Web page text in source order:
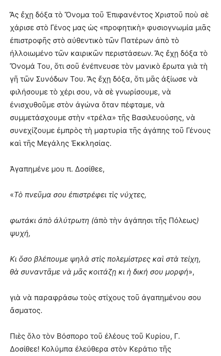
Ἄς ἔχῃ δόξα τὸ Ὄνομα τοῦ Ἐπιφανέντος Χριστοῦ ποὺ σὲ
χάρισε στὸ Γένος μας ὡς «προφητικὴ» φυσιογνωμία μιᾶς
ἐπιστροφῆς στὸ αὐθεντικὸ τῶν Πατέρων ἀπὸ τὸ
ἠλλοιωμένο τῶν καιρικῶν περιστάσεων. Ἄς ἔχῃ δόξα τὸ
Ὄνομά Του, ὅτι σοῦ ἐνέπνευσε τὸν μανικὸ ἔρωτα γιὰ τὴ
γῆ τῶν Συνόδων Του. Ἄς ἔχῃ δόξα, ὅτι μᾶς ἀξίωσε νὰ
φιλήσουμε τὸ χέρι σου, νὰ σὲ γνωρίσουμε, νὰ
ἐνισχυθοῦμε στὸν ἀγώνα ὅταν πέφταμε, νὰ
συμμετάσχουμε στὴν «τρέλα» τῆς Βασιλευούσης, νὰ
συνεχίζουμε ἐμπρὸς τὴ μαρτυρία τῆς ἀγάπης τοῦ Γένους
καὶ τῆς Μεγάλης Ἐκκλησίας.
Ἀγαπημένε μου π. Δοσίθεε,
«Τὸ πνεῦμα σου ἐπιστρέφει τὶς νύχτες,
φωτάκι ἀπὸ ἀλύτρωτη (ἀπὸ τὴν ἀγάπησι τῆς Πόλεως)
ψυχή,
Κι ὅσο βλέπουμε ψηλὰ στὶς πολεμίστρες καὶ στὰ τείχη,
θὰ συναντᾶμε νὰ μᾶς κοιτάζῃ κι ἡ δική σου μορφή»,
γιὰ νὰ παραφράσω τοὺς στίχους τοῦ ἀγαπημένου σου
ἄσματος.
Πιὲς ὅλο τὸν Βόσπορο τοῦ ἐλέους τοῦ Κυρίου, Γ.
Δοσίθεε! Κολύμπα ἐλεύθερα στὸν Κεράτιο τῆς